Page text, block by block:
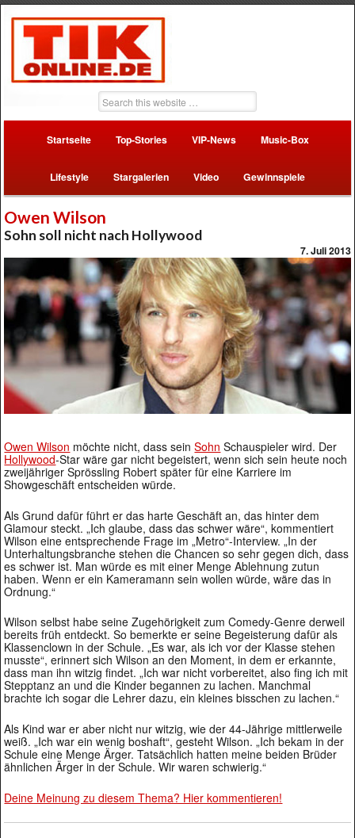
Startseite Top-Stories VIP-News Music-Box
Lifestyle Stargalerien Video Gewinnspiele
Owen Wilson
Sohn soll nicht nach Hollywood
7. Juli 2013
Owen Wilson möchte nicht, dass seinSohn Schauspieler wird. Der
Hollywood-Star wäre gar nicht begeistert, wenn sich sein heute noch
zweijähriger Sprössling Robert später für eine Karriere im
Showgeschäft entscheiden würde.
Als Grund dafür führt er das harte Geschäft an, das hinter dem
Glamour steckt. „Ich glaube, dass das schwer wäre“, kommentiert
Wilson eine entsprechende Frage im „Metro“-Interview. „In der
Unterhaltungsbranche stehen die Chancen so sehr gegen dich, dass
es schwer ist. Man würde es mit einer Menge Ablehnung zutun
haben. Wenn er ein Kameramann sein wollen würde, wäre das in
Ordnung.“
Wilson selbst habe seine Zugehörigkeit zum Comedy-Genre derweil
bereits früh entdeckt. So bemerkte er seine Begeisterung dafür als
Klassenclown in der Schule. „Es war, als ich vor der Klasse stehen
musste“, erinnert sich Wilson an den Moment, in dem er erkannte,
dass man ihn witzig findet. „Ich war nicht vorbereitet, also fing ich mit
Stepptanz an und die Kinder begannen zu lachen. Manchmal
brachte ich sogar die Lehrer dazu, ein kleines bisschen zu lachen.“
Als Kind war er aber nicht nur witzig, wie der 44-Jährige mittlerweile
weiß. „Ich war ein wenig boshaft“, gesteht Wilson. „Ich bekam in der
Schule eine Menge Ärger. Tatsächlich hatten meine beiden Brüder
ähnlichen Ärger in der Schule. Wir waren schwierig.“
Deine Meinung zu diesem Thema? Hier kommentieren!